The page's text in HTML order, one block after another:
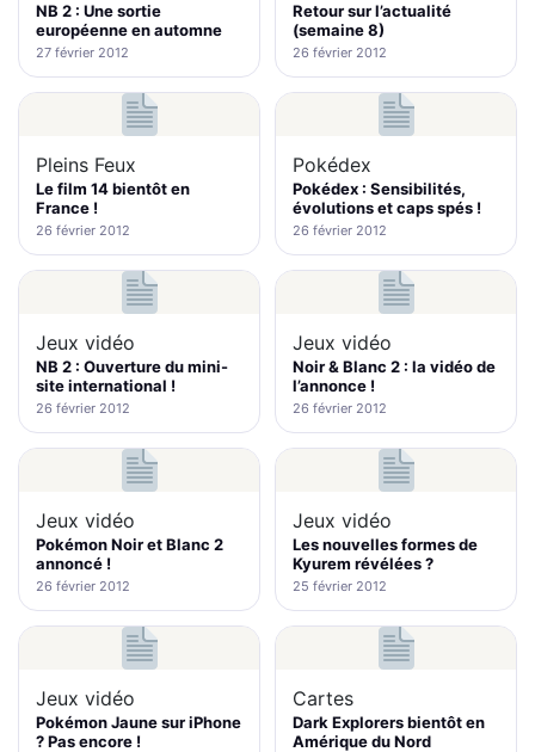
NB 2 : Une sortie
européenne en automne
27 février 2012
Retour sur l’actualité
(semaine 8)
26 février 2012
Pleins Feux
Le film 14 bientôt en
France !
26 février 2012
Pokédex
Pokédex : Sensibilités,
évolutions et caps spés !
26 février 2012
Jeux vidéo
NB 2 : Ouverture du mini-
site international !
26 février 2012
Jeux vidéo
Noir & Blanc 2 : la vidéo de
l’annonce !
26 février 2012
Jeux vidéo
Pokémon Noir et Blanc 2
annoncé !
26 février 2012
Jeux vidéo
Les nouvelles formes de
Kyurem révélées ?
25 février 2012
Jeux vidéo
Pokémon Jaune sur iPhone
? Pas encore !
Cartes
Dark Explorers bientôt en
Amérique du Nord